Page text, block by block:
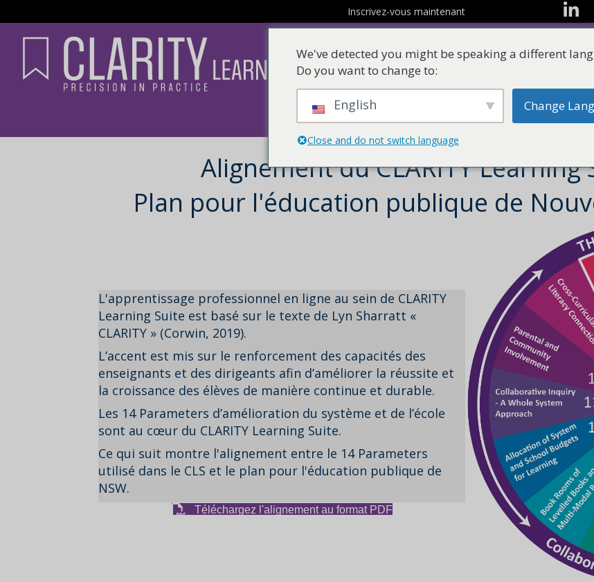
Inscrivez-vous maintenant
Les ressources Suites
Alignement du CLARITY Learning
Plan pour l'éducation publique de
L'apprentissage professionnel en ligne au sein de CLARITY
Learning Suite est basé sur le texte de Lyn Sharratt «
CLARITY » (Corwin, 2019).
L’accent est mis sur le renforcement des capacités des
enseignants et des dirigeants afin d’améliorer la réussite et
la croissance des élèves de manière continue et durable.
Les 14 Parameters d’amélioration du système et de l’école
sont au cœur du CLARITY Learning Suite.
Ce qui suit montre l'alignement entre le 14 Parameters
utilisé dans le CLS et le plan pour l'éducation publique de
NSW.
Téléchargez l'alignement au format PDF
We've detected you might be speaking a different
Do you want to change to:
English Change
Close and do not switch language